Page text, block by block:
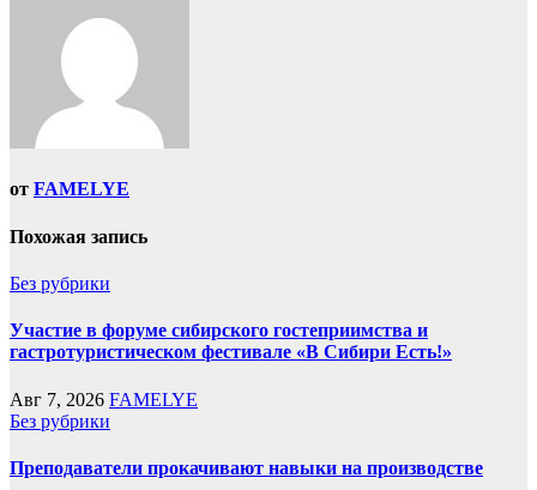
от FAMELYE
Похожая запись
Без рубрики
Участие в форуме сибирского гостеприимства и
гастротуристическом фестивале «В Сибири Есть!»
Авг 7, 2026 FAMELYE
Без рубрики
Преподаватели прокачивают навыки на производстве